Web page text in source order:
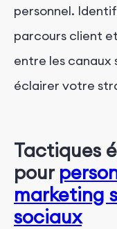
personnel.
parcours client
entre les canaux
éclairer votre
Tactiques
pour
marketing
sociaux